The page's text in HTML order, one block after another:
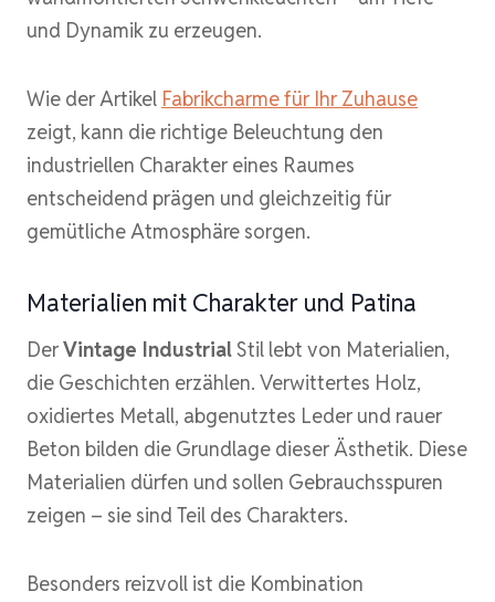
und Dynamik zu erzeugen.
Wie der Artikel Fabrikcharme für Ihr Zuhause
zeigt, kann die richtige Beleuchtung den
industriellen Charakter eines Raumes
entscheidend prägen und gleichzeitig für
gemütliche Atmosphäre sorgen.
Materialien mit Charakter und Patina
DerVintage Industrial Stil lebt von Materialien,
die Geschichten erzählen. Verwittertes Holz,
oxidiertes Metall, abgenutztes Leder und rauer
Beton bilden die Grundlage dieser Ästhetik. Diese
Materialien dürfen und sollen Gebrauchsspuren
zeigen – sie sind Teil des Charakters.
Besonders reizvoll ist die Kombination